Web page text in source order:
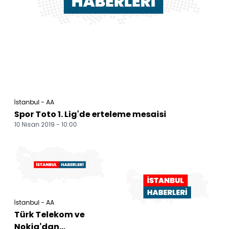
İstanbul - AA
Spor Toto 1. Lig'de erteleme mesaisi
10 Nisan 2019 - 10:00
İstanbul - AA
Türk Telekom ve
Nokia'dan